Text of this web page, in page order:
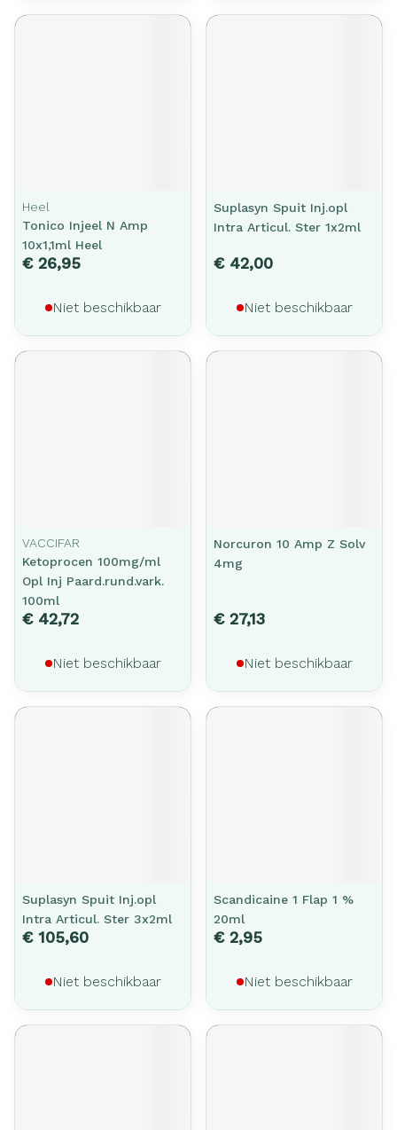
Heel
Tonico Injeel N Amp
10x1,1ml Heel
€ 26,95
Niet beschikbaar
Suplasyn Spuit Inj.opl
Intra Articul. Ster 1x2ml
€ 42,00
Niet beschikbaar
VACCIFAR
Ketoprocen 100mg/ml
Opl Inj Paard.rund.vark.
100ml
€ 42,72
Niet beschikbaar
Norcuron 10 Amp Z Solv
4mg
€ 27,13
Niet beschikbaar
Suplasyn Spuit Inj.opl
Intra Articul. Ster 3x2ml
€ 105,60
Niet beschikbaar
Scandicaine 1 Flap 1 %
20ml
€ 2,95
Niet beschikbaar